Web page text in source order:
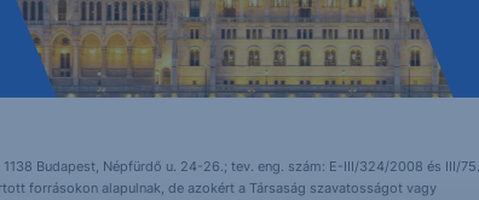
Budapest, Népfürdő u. 24-26.; tev. eng. szám: E-III/324/2008 és III/
forrásokon alapulnak, de azokért a Társaság szavatosságot vagy